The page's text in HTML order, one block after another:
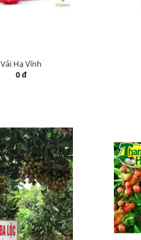
Vải Hạ Vĩnh
0 đ